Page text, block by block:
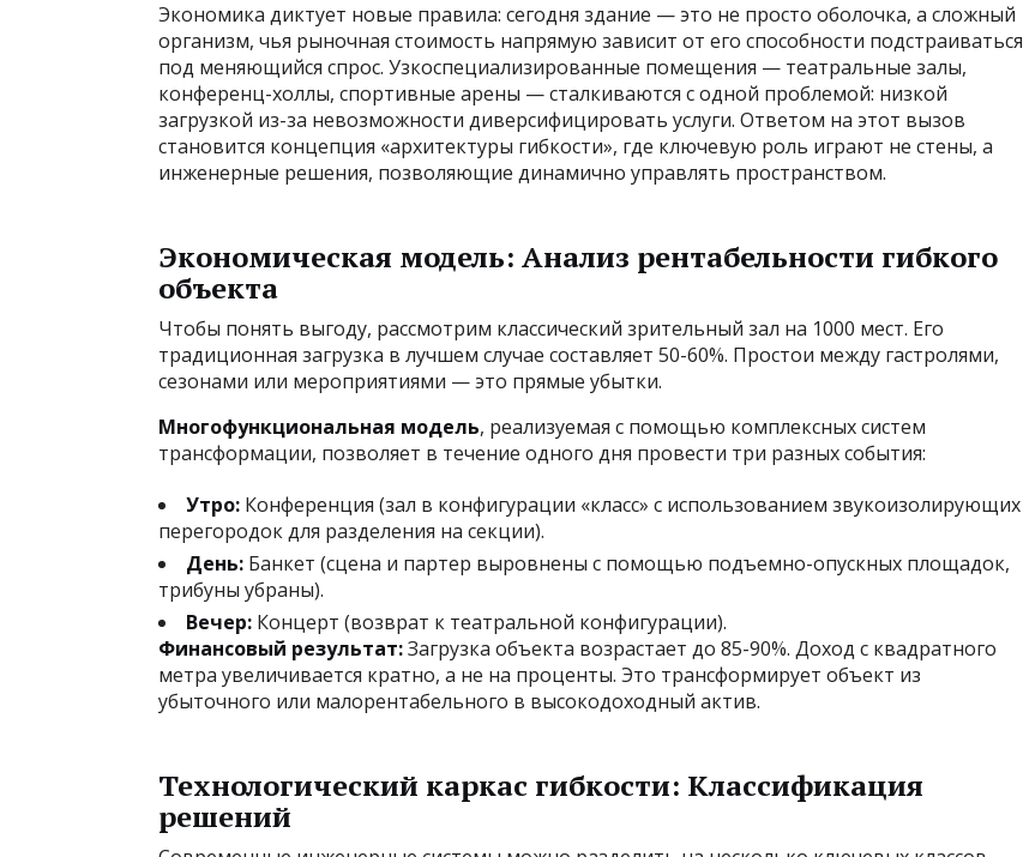
Экономика диктует новые правила: сегодня здание — это не просто оболочка, а сложный
организм, чья рыночная стоимость напрямую зависит от его способности подстраиваться
под меняющийся спрос. Узкоспециализированные помещения — театральные залы,
конференц-холлы, спортивные арены — сталкиваются с одной проблемой: низкой
загрузкой из-за невозможности диверсифицировать услуги. Ответом на этот вызов
становится концепция «архитектуры гибкости», где ключевую роль играют не стены, а
инженерные решения, позволяющие динамично управлять пространством.
Экономическая модель: Анализ рентабельности гибкого
объекта
Чтобы понять выгоду, рассмотрим классический зрительный зал на 1000 мест. Его
традиционная загрузка в лучшем случае составляет 50-60%. Простои между гастролями,
сезонами или мероприятиями — это прямые убытки.
Многофункциональная модель, реализуемая с помощью комплексных систем
трансформации, позволяет в течение одного дня провести три разных события:
Утро: Конференция (зал в конфигурации «класс» с использованием звукоизолирующих
перегородок для разделения на секции).
День: Банкет (сцена и партер выровнены с помощью подъемно-опускных площадок,
трибуны убраны).
Вечер: Концерт (возврат к театральной конфигурации).
Финансовый результат:Загрузка объекта возрастает до 85-90%. Доход с квадратного
метра увеличивается кратно, а не на проценты. Это трансформирует объект из
убыточного или малорентабельного в высокодоходный актив.
Технологический каркас гибкости: Классификация
решений